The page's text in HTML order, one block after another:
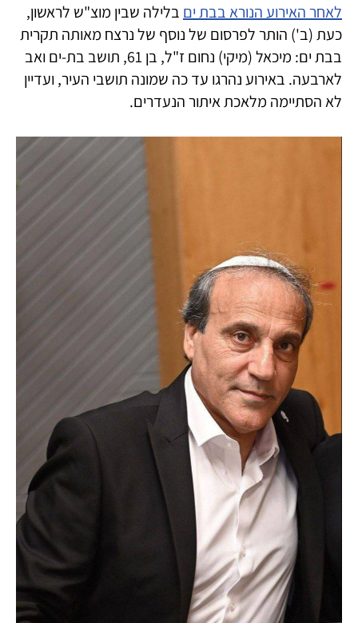
לאחר האירוע הנורא בבת ים בלילה שבין מוצ"ש לראשון,
כעת (ב') הותר לפרסום של נוסף של נרצח מאותה תקרית
בבת ים: מיכאל (מיקי) נחום ז"ל, בן 61, תושב בת-ים ואב
לארבעה. באירוע נהרגו עד כה שמונה תושבי העיר, ועדיין
לא הסתיימה מלאכת איתור הנעדרים.